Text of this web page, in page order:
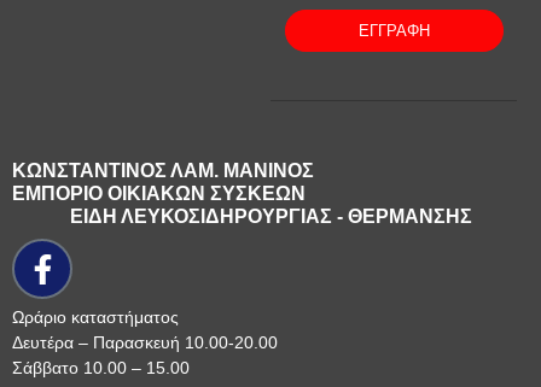
ΕΓΓΡΑΦΗ
ΚΩΝΣΤΑΝΤΙΝΟΣ ΛΑΜ. ΜΑΝΙΝΟΣ
ΕΜΠΟΡΙΟ ΟΙΚΙΑΚΩΝ ΣΥΣΚΕΩΝ
ΕΙΔΗ ΛΕΥΚΟΣΙΔΗΡΟΥΡΓΙΑΣ - ΘΕΡΜΑΝΣΗΣ
Ωράριο καταστήματος
Δευτέρα – Παρασκευή 10.00-20.00
Σάββατο 10.00 – 15.00